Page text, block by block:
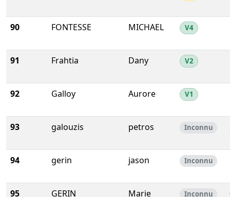
90 FONTESSE MICHAEL V4
91 Frahtia Dany V2
92 Galloy Aurore V1
93 galouzis petros Inconnu
94 gerin jason Inconnu
95 GERIN Marie Inconnu